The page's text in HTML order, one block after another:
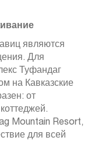
являются
Для
Туфандаг
на Кавказские
от
Mountain Resort,
для всей